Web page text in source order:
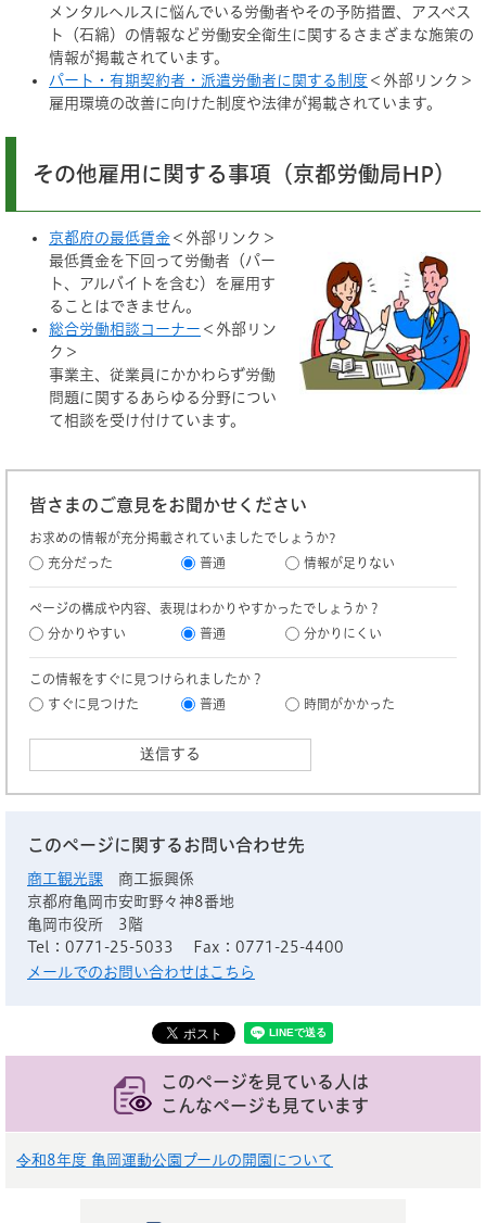
メンタルヘルスに悩んでいる労働者やその予防措置、アスベス
ト（石綿）の情報など労働安全衛生に関するさまざまな施策の
情報が掲載されています。
パート・有期契約者・派遣労働者に関する制度 ＜外部リンク＞
雇用環境の改善に向けた制度や法律が掲載されています。
その他雇用に関する事項（京都労働局HP）
京都府の最低賃金 ＜外部リンク＞
最低賃金を下回って労働者（パー
ト、アルバイトを含む）を雇用す
ることはできません。
総合労働相談コーナー ＜外部リン
ク＞
事業主、従業員にかかわらず労働
問題に関するあらゆる分野につい
て相談を受け付けています。
皆さまのご意見をお聞かせください
お求めの情報が充分掲載されていましたでしょうか?
充分だった
普通 情報が足りない
ページの構成や内容、表現はわかりやすかったでしょうか？
分かりやすい
普通 分かりにくい
この情報をすぐに見つけられましたか？
すぐに見つけた
普通 時間がかかった
このページに関するお問い合わせ先
商工観光課
商工振興係
京都府亀岡市安町野々神8番地
亀岡市役所 3階
Tel：0771-25-5033
Fax：0771-25-4400
メールでのお問い合わせはこちら
このページを見ている人は
こんなページも見ています
令和8年度 亀岡運動公園プールの開園について